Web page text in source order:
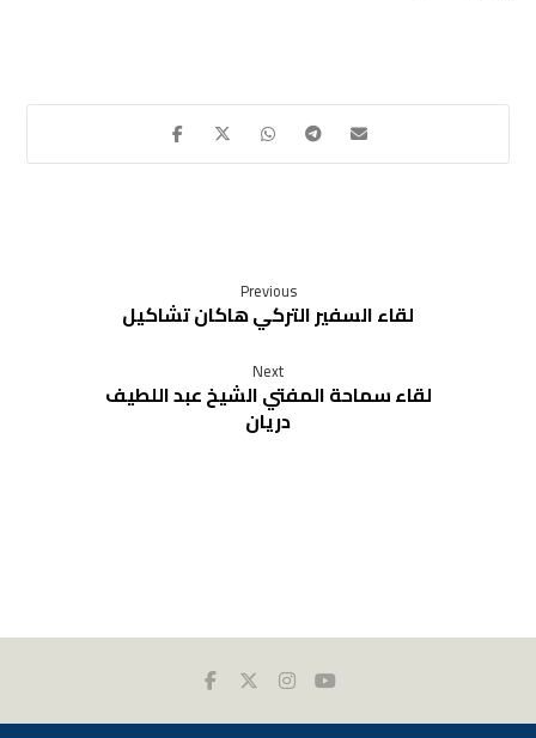
Previous
لقاء السفير التركي هاكان تشاكيل
Next
لقاء سماحة المفتي الشيخ عبد اللطيف
دريان